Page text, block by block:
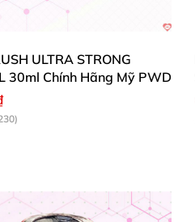
ULTRA STRONG
30ml Chính Hãng Mỹ PWD